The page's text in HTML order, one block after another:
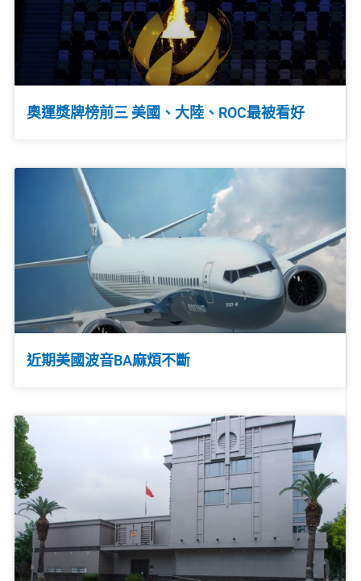
奧運獎牌榜前三 美國、大陸、ROC最被看好
近期美國波音BA麻煩不斷